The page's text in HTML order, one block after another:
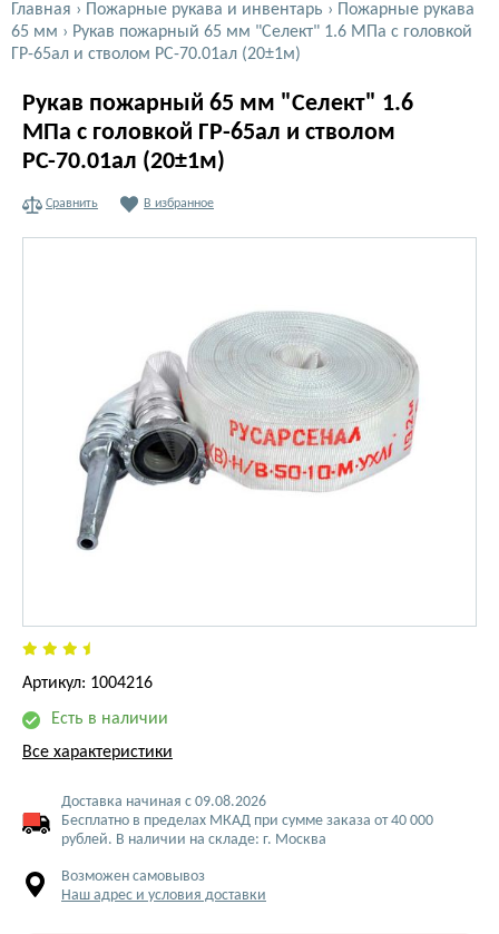
Главная › Пожарные рукава и инвентарь ›
Пожарные рукава
65 мм › Рукав пожарный 65 мм "Селект" 1.6 МПа с головкой
ГР-65ал и стволом РС-70.01ал (20±1м)
Рукав пожарный 65 мм "Селект" 1.6
МПа с головкой ГР-65ал и стволом
РС-70.01ал (20±1м)
Сравнить В избранное
Артикул: 1004216
Есть в наличии
Все характеристики
Доставка начиная с 09.08.2026
Бесплатно в пределах МКАД при сумме заказа от 40 000
рублей. В наличии на складе: г. Москва
Возможен самовывоз
Наш адрес и условия доставки